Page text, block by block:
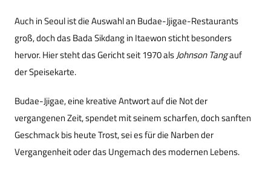
Auch in Seoul ist die Auswahl an Budae-Jjigae-Restaurants
groß, doch das Bada Sikdang in Itaewon sticht besonders
hervor. Hier steht das Gericht seit 1970 alsJohnson Tangauf
der Speisekarte.
Budae-Jjigae, eine kreative Antwort auf die Not der
vergangenen Zeit, spendet mit seinem scharfen, doch sanften
Geschmack bis heute Trost, sei es für die Narben der
Vergangenheit oder das Ungemach des modernen Lebens.